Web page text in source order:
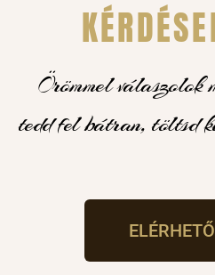
Örömmel válaszolok
tedd fel bátran, töltsd